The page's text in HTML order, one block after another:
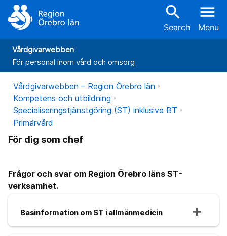
search
Search
menu
Menu
Vårdgivarwebben
För personal inom vård och omsorg
Vårdgivarwebben – Region Örebro län
Kompetens och utbildning
Specialiseringstjänstgöring (ST) inklusive BT
Primärvård
För dig som chef
Frågor och svar om Region Örebro läns ST-
verksamhet.
Basinformation om ST i allmänmedicin